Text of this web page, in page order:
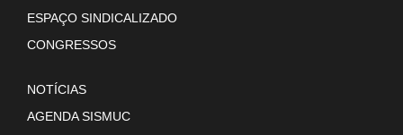
ESPAÇO SINDICALIZADO
CONGRESSOS
NOTÍCIAS
AGENDA SISMUC